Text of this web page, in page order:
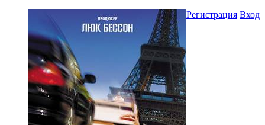
Регистрация Вход